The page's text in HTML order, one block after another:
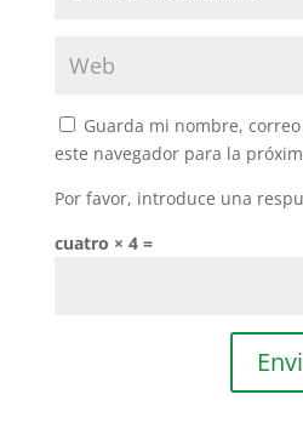
Guarda mi nombre,
este navegador para la
Por favor, introduce una
cuatro × 4 =